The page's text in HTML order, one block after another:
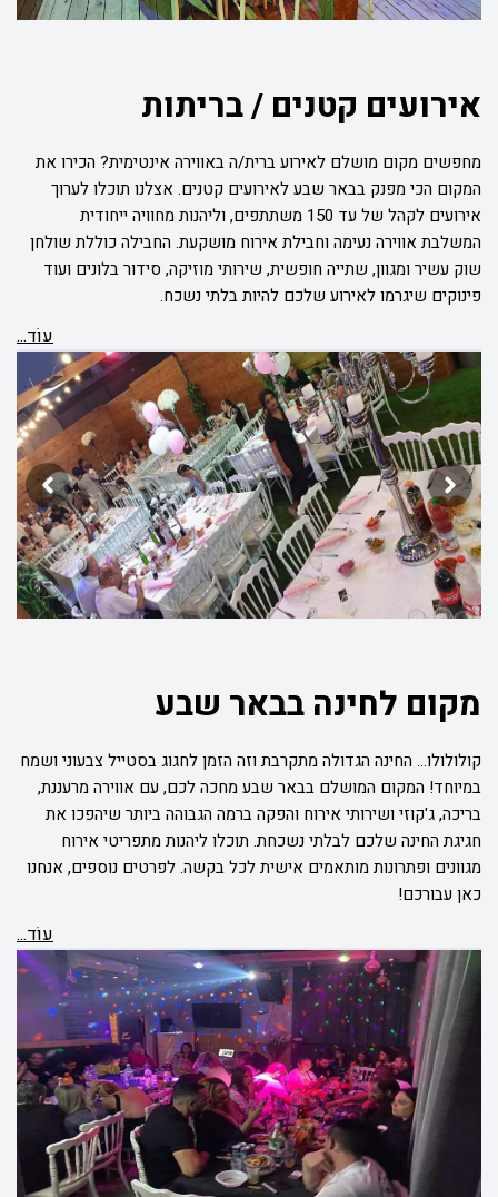
אירועים קטנים / בריתות
מחפשים מקום מושלם לאירוע ברית/ה באווירה אינטימית? הכירו את
המקום הכי מפנק בבאר שבע לאירועים קטנים. אצלנו תוכלו לערוך
אירועים לקהל של עד 150 משתתפים, וליהנות מחוויה ייחודית
המשלבת אווירה נעימה וחבילת אירוח מושקעת. החבילה כוללת שולחן
שוק עשיר ומגוון, שתייה חופשית, שירותי מוזיקה, סידור בלונים ועוד
פינוקים שיגרמו לאירוע שלכם להיות בלתי נשכח.
עוֹד...
מקום לחינה בבאר שבע
קולולולו... החינה הגדולה מתקרבת וזה הזמן לחגוג בסטייל צבעוני ושמח
במיוחד! המקום המושלם בבאר שבע מחכה לכם, עם אווירה מרעננת,
בריכה, ג'קוזי ושירותי אירוח והפקה ברמה הגבוהה ביותר שיהפכו את
חגיגת החינה שלכם לבלתי נשכחת. תוכלו ליהנות מתפריטי אירוח
מגוונים ופתרונות מותאמים אישית לכל בקשה. לפרטים נוספים, אנחנו
כאן עבורכם!
עוֹד...